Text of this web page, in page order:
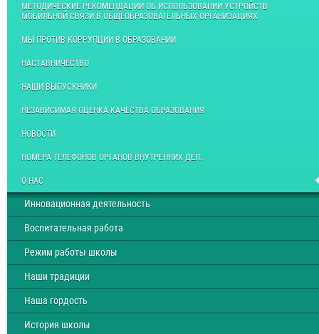
МЕТОДИЧЕСКИЕ РЕКОМЕНДАЦИИ ОБ ИСПОЛЬЗОВАНИИ УСТРОЙСТВ
МОБИЛЬНОЙ СВЯЗИ В ОБЩЕОБРАЗОВАТЕЛЬНЫХ ОРГАНИЗАЦИЯХ
МЫ ПРОТИВ КОРРУПЦИИ В ОБРАЗОВАНИИ
НАСТАВНИЧЕСТВО
НАШИ ВЫПУСКНИКИ
НЕЗАВИСИМАЯ ОЦЕНКА КАЧЕСТВА ОБРАЗОВАНИЯ
НОВОСТИ
НОМЕРА ТЕЛЕФОНОВ ОРГАНОВ ВНУТРЕННИХ ДЕЛ.
О НАС
Инновационная деятельность
Воспитательная работа
Режим работы школы
Наши традиции
Наша гордость
История школы